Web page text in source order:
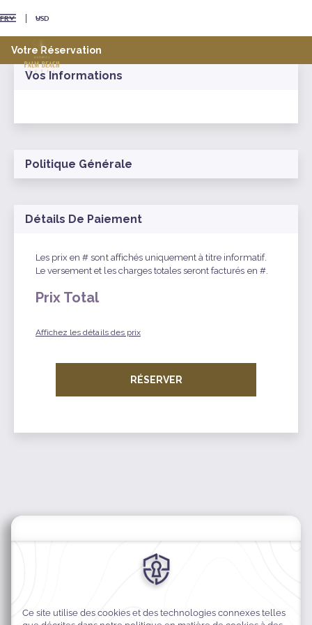
USD
FR
Votre Réservation
Vos Informations
Politique Générale
Détails De Paiement
Les prix en # sont affichés uniquement à titre informatif.
Le versement et les charges totales seront facturés en #.
Prix Total
Affichez les détails des prix
RÉSERVER